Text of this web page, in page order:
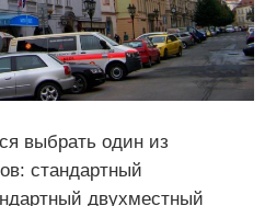
выбрать один из
стандартный
двухместный